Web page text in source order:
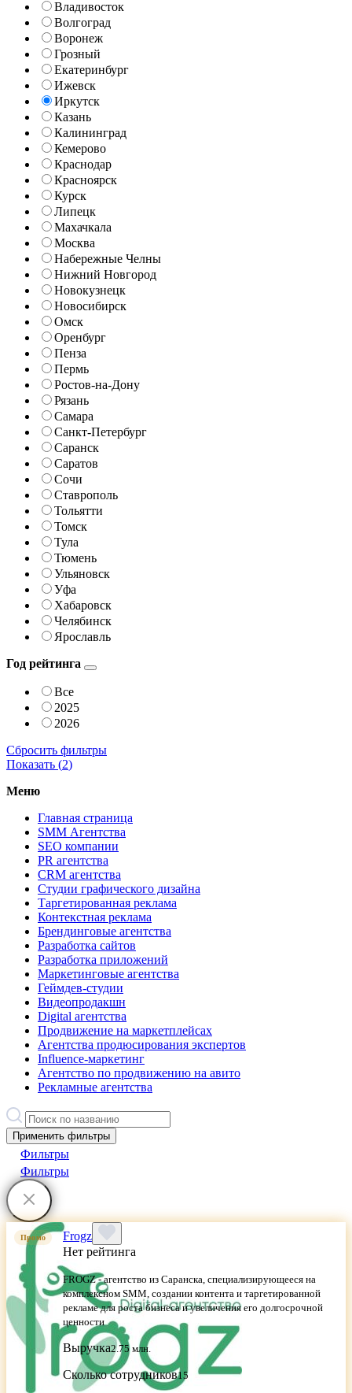
Владивосток
Волгоград
Воронеж
Грозный
Екатеринбург
Ижевск
Иркутск
Казань
Калининград
Кемерово
Краснодар
Красноярск
Курск
Липецк
Махачкала
Москва
Набережные Челны
Нижний Новгород
Новокузнецк
Новосибирск
Омск
Оренбург
Пенза
Пермь
Ростов-на-Дону
Рязань
Самара
Санкт-Петербург
Саранск
Саратов
Сочи
Ставрополь
Тольятти
Томск
Тула
Тюмень
Ульяновск
Уфа
Хабаровск
Челябинск
Ярославль
Год рейтинга
Все
2025
2026
Сбросить фильтры
Показать (2)
Меню
Главная страница
SMM Агентства
SEO компании
PR агентства
CRM агентства
Студии графического дизайна
Таргетированная реклама
Контекстная реклама
Брендинговые агентства
Разработка сайтов
Разработка приложений
Маркетинговые агентства
Геймдев-студии
Видеопродакшн
Digital агентства
Продвижение на маркетплейсах
Агентства продюсирования экспертов
Influence-маркетинг
Агентство по продвижению на авито
Рекламные агентства
Применить фильтры
Фильтры
Фильтры
Промо
Frogz
Нет рейтинга
FROGZ - агентство из Саранска, специализирующееся на
комплексном SMM, создании контента и таргетированной
рекламе для роста бизнеса и увеличения его долгосрочной
ценности
Выручка2.75 млн.
Сколько сотрудников15